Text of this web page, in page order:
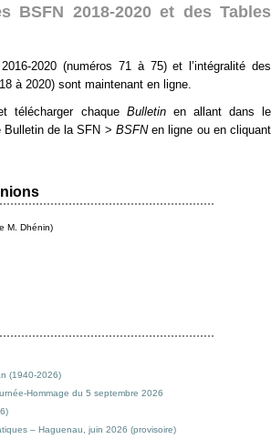
BSFN 2018-2020 et des Tables
2016-2020 (numéros 71 à 75) et l’intégralité des
à 2020) sont maintenant en ligne.
télécharger chaque Bulletinen allant dans le
Bulletin de la SFN > BSFNen ligne ou en cliquant
M. Dhénin)
(1940-2026)
Hommage du 5 septembre 2026
– Haguenau, juin 2026 (provisoire)